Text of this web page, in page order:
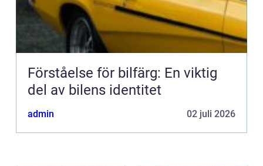
Förståelse för bilfärg: En viktig
del av bilens identitet
admin 02 juli 2026